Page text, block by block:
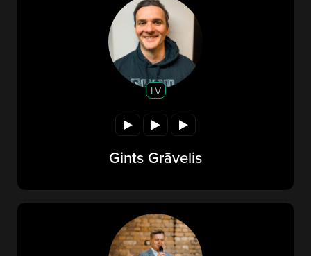
LV
Gints Grāvelis